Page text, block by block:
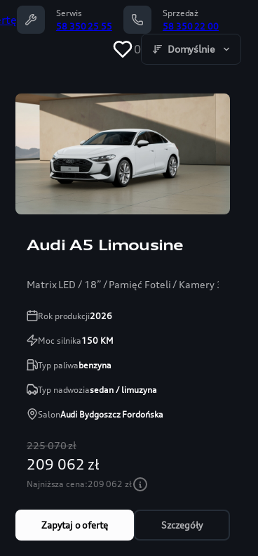
Serwis
58 350 25 55
Sprzedaż
58 350 22 00
0 Domyślnie
ambiente+
Audi A5 Limousine
Matrix LED / 18” / Pamięć Foteli / Kamery 360
Rok produkcji2026
Moc silnika150KM
Typ paliwabenzyna
Typ nadwoziasedan / limuzyna
SalonAudi Bydgoszcz Fordońska
225 070 zł
209 062 zł
Najniższa cena:209 062 zł
Zapytaj o ofertę Szczegóły